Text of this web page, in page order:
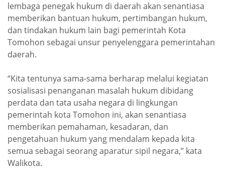
lembaga penegak hukum di daerah akan senantiasa
memberikan bantuan hukum, pertimbangan hukum,
dan tindakan hukum lain bagi pemerintah Kota
Tomohon sebagai unsur penyelenggara pemerintahan
daerah.
“Kita tentunya sama-sama berharap melalui kegiatan
sosialisasi penanganan masalah hukum dibidang
perdata dan tata usaha negara di lingkungan
pemerintah kota Tomohon ini, akan senantiasa
memberikan pemahaman, kesadaran, dan
pengetahuan hukum yang mendalam kepada kita
semua sebagai seorang aparatur sipil negara,” kata
Walikota.